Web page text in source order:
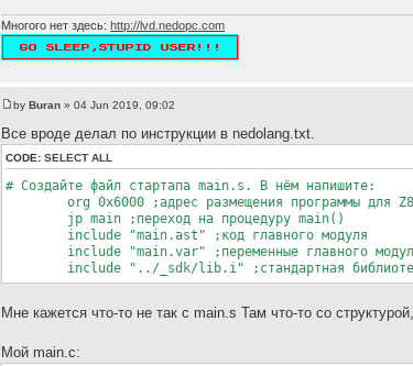
23:23 <@Alone> а что за main.D_
23:23 <@Alone> а скрипте не вижу
23:24 <~LordVader> хз
23:26 <@Alone> а в чём смысл вопросы задавать на
Многого нет здесь:http://lvd.nedopc.com
by Buran » 04 Jun 2019, 09:02
Все вроде делал по инструкции в nedolang.txt.
CODE:SELECT ALL
# Создайте файл стартапа main.s. В нём напишите:
org 0x6000 ;адрес размещения программы для Z80
jp main ;переход на процедуру main()
include "main.ast" ;код главного модуля
include "main.var" ;переменные главного
include "../_sdk/lib.i" ;стандартная
Мне кажется что-то не так с main.s Там что-то со
Мой main.c: